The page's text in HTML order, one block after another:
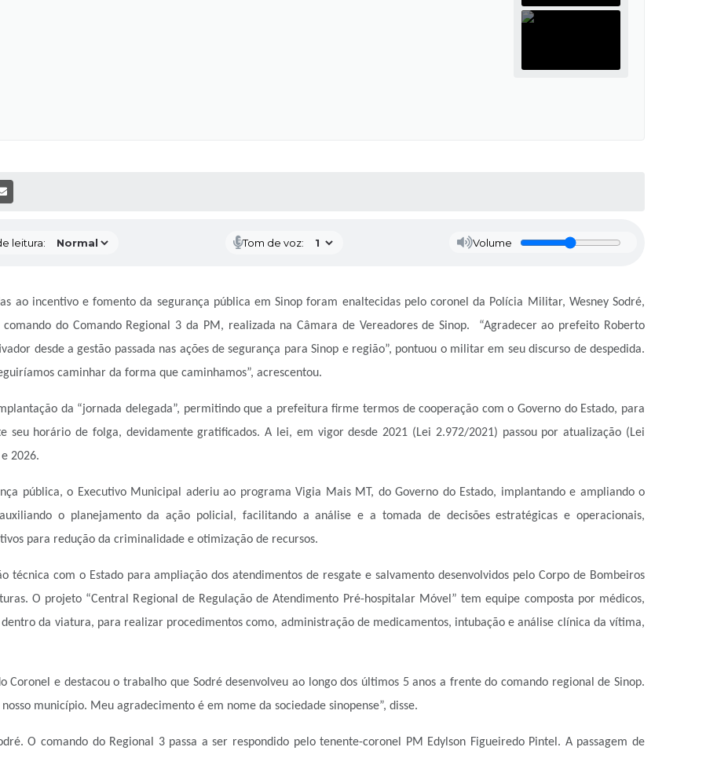
MÍDIAS
leitura: Tom de voz: Volume
ao incentivo e fomento da segurança pública em Sinop foram enaltecidas pelo coronel da Polícia Militar, Wesney Sodré,
do Comando Regional 3 da PM, realizada na Câmara de Vereadores de Sinop. “Agradecerao prefeito Roberto
desde a gestão passada nas ações de segurança paraSinop e região”, pontuou o militar em seu discurso de despedida.
caminhar da forma que caminhamos”, acrescentou.
da “jornada delegada”, permitindo que a prefeitura firme termos de cooperação com o Governo do Estado, para
horário de folga, devidamente gratificados. A lei, em vigor desde 2021 (Lei 2.972/2021) passou por atualização (Lei
2026.
pública, o Executivo Municipal aderiu ao programa Vigia Mais MT, do Governo do Estado, implantando e ampliando o
o planejamento da ação policial, facilitando a análise e a tomada de decisões estratégicas e operacionais,
para redução da criminalidade e otimização de recursos.
com o Estado para ampliação dos atendimentos de resgate e salvamento desenvolvidos pelo Corpo de Bombeiros
O projeto “Central Regional de Regulação de Atendimento Pré-hospitalar Móvel” tem equipe composta por médicos,
da viatura, para realizar procedimentos como, administração de medicamentos, intubação e análise clínica da vítima,
e destacou o trabalho que Sodré desenvolveu ao longo dos últimos 5 anos a frente do comando regional de Sinop.
município. Meu agradecimento é em nome da sociedade sinopense”, disse.
O comando do Regional 3 passa a ser respondido pelo tenente-coronel PM Edylson Figueiredo Pintel. A passagem de